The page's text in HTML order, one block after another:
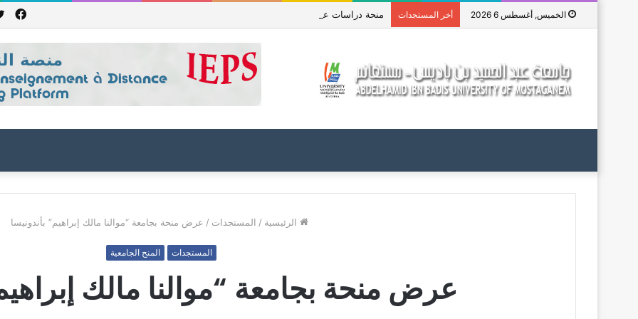
الخميس, أغسطس 6 2026 أخر المستجدات منحة دراسات عليا في جمهورية باكستان الإسلامية للعام الدراسي 2027/2026
الرئيسية / المستجدات / عرض منحة بجامعة “موالنا مالك إبراهيم” بأندونيسا
المستجدات المنح الجامعية
عرض منحة بجامعة “موالنا مالك